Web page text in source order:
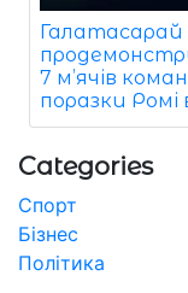
7 м’ячів
поразки Ромі
Categories
Спорт
Бізнес
Політика